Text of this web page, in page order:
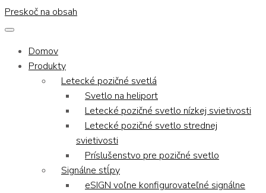
Preskoč na obsah
Domov
Produkty
Letecké pozičné svetlá
Svetlo na heliport
Letecké pozičné svetlo nízkej svietivosti
Letecké pozičné svetlo strednej
svietivosti
Príslušenstvo pre pozičné svetlo
Signálne stĺpy
eSIGN voľne konfigurovateľné signálne